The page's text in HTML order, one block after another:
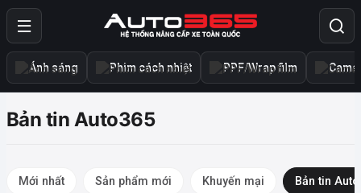
Ánh sáng Phim cách nhiệt PPF/Wrap film
Bản tin Auto365
Mới nhất Sản phẩm mới Khuyến mại Bản tin